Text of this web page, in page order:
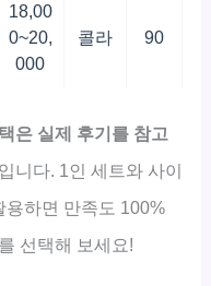
18,00
0~20,
000
콜라 90
은 실제 후기를 참고
니다. 1인 세트와 사이
용하면 만족도 100%
선택해 보세요!